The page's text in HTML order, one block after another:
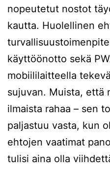
nopeutetut nostot
kautta. Huolellinen
käyttöönotto sekä
mobiililaitteella
sujuvan. Muista, että
ilmaista rahaa – sen
paljastuu vasta, kun
ehtojen vaatimat
tulisi aina olla